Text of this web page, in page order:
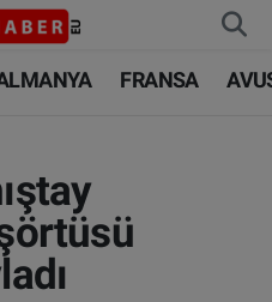
FRANSA
ve Fikstür